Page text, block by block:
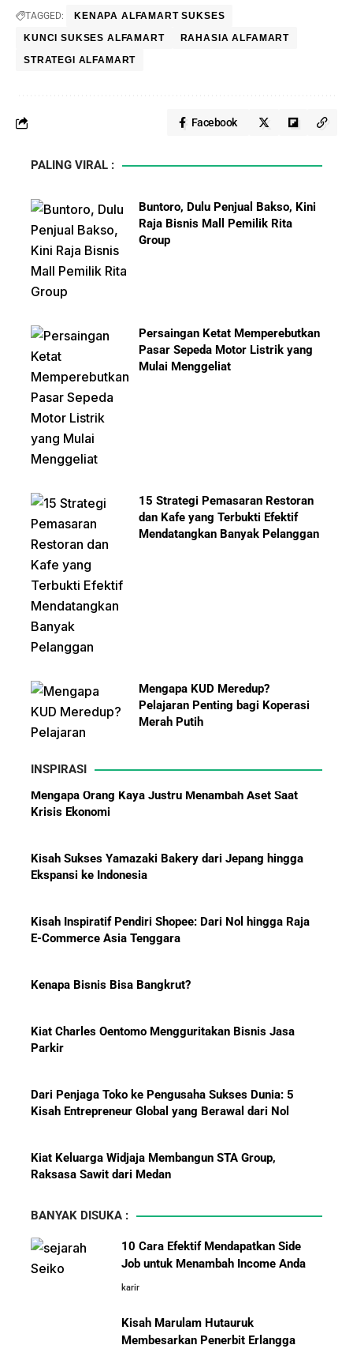
TAGGED:
KENAPA ALFAMART SUKSES
KUNCI SUKSES ALFAMART
RAHASIA ALFAMART
STRATEGI ALFAMART
Facebook
PALING VIRAL :
Buntoro, Dulu Penjual Bakso, Kini
Raja Bisnis Mall Pemilik Rita
Group
Persaingan Ketat Memperebutkan
Pasar Sepeda Motor Listrik yang
Mulai Menggeliat
15 Strategi Pemasaran Restoran
dan Kafe yang Terbukti Efektif
Mendatangkan Banyak Pelanggan
Mengapa KUD Meredup?
Pelajaran Penting bagi Koperasi
Merah Putih
Investor Global dan Alasan di
Baliknya
Hadiah Piala Dunia 2026: Berapa
Menanti Solar B50: Mampukah
BBM?
Penghalang Menuju Kesuksesan
INSPIRASI
Kisah Sukses Yamazaki Bakery dari Jepang hingga
Kisah Inspiratif Pendiri Shopee: Dari Nol hingga Raja
Kenapa Bisnis Bisa Bangkrut?
Kiat Charles Oentomo Mengguritakan Bisnis Jasa
Dari Penjaga Toko ke Pengusaha Sukses Dunia: 5
Kiat Keluarga Widjaja Membangun STA Group,
5 Karakter yang Membuat Bisnis Tidak Pernah Maju,
10 Hambatan Utama Pemasaran yang Tidak Bisa
Diselesaikan oleh AI
Mendesain Presentasi Secara Cepat dan Mudah
BANYAK DISUKA :
10 Cara Efektif Mendapatkan Side
Job untuk Menambah Income Anda
karir
Kisah Marulam Hutauruk
Membesarkan Penerbit Erlangga